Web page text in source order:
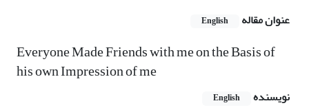
عنوان مقاله English
Everyone Made Friends with me on the Basis of
his own Impression of me
نویسنده English